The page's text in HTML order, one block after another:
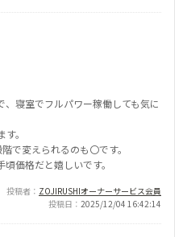
寝室でフルパワー稼働しても気に
。
で変えられるのも〇です。
価格だと嬉しいです。
投稿者
ZOJIRUSHIオーナーサービス会員
投稿日
2025/12/04 16:42:14